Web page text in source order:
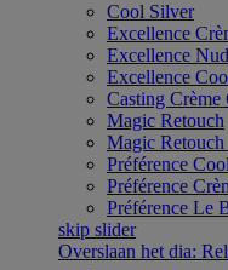
Cool Silver
Excellence
Excellence
Excellence
Casting Crème
Magic Retouch​
Magic Retouch​
Préférence
Préférence
Préférence Le
skip slider
Overslaan het dia: